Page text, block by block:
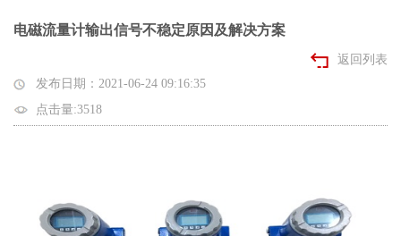
电磁流量计输出信号不稳定原因及解决方案
返回列表
发布日期：2021-06-24 09:16:35
点击量:3518